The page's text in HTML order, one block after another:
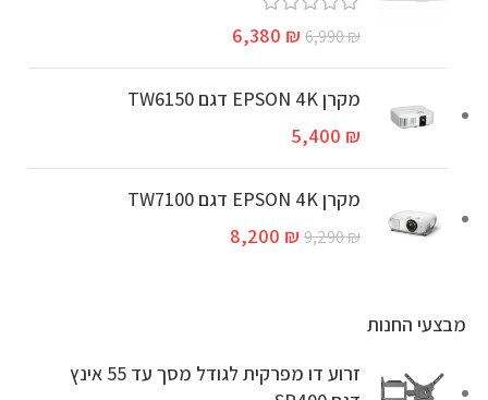
6,990₪
6,380 ₪
מקרן EPSON 4K דגם TW6150
5,400 ₪
מקרן EPSON 4K דגם TW7100
9,290₪
8,200 ₪
מבצעי החנות
זרוע דו מפרקית לגודל מסך עד 55 אינץ